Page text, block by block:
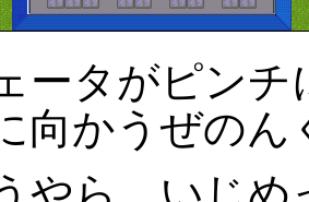
ータがピン
向かうぜのん
やら、いじ